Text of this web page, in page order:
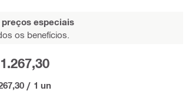
especiais
os benefícios.
/ 1 un